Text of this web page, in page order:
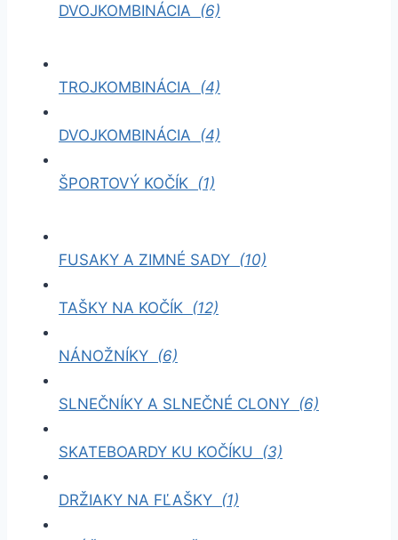
DVOJKOMBINÁCIA (6)
TROJKOMBINÁCIA (4)
DVOJKOMBINÁCIA (4)
ŠPORTOVÝ KOČÍK (1)
FUSAKY A ZIMNÉ SADY (10)
TAŠKY NA KOČÍK (12)
NÁNOŽNÍKY (6)
SLNEČNÍKY A SLNEČNÉ CLONY (6)
SKATEBOARDY KU KOČÍKU (3)
DRŽIAKY NA FĽAŠKY (1)